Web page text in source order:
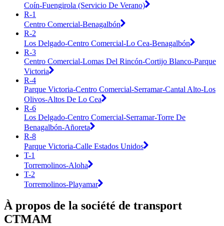
Coín-Fuengirola (Servicio De Verano)
R-1
Centro Comercial-Benagalbón
R-2
Los Delgado-Centro Comercial-Lo Cea-Benagalbón
R-3
Centro Comercial-Lomas Del Rincón-Cortijo Blanco-Parque
Victoria
R-4
Parque Victoria-Centro Comercial-Serramar-Cantal Alto-Los
Olivos-Altos De Lo Cea
R-6
Los Delgado-Centro Comercial-Serramar-Torre De
Benagalbón-Añoreta
R-8
Parque Victoria-Calle Estados Unidos
T-1
Torremolinos-Aloha
T-2
Torremolinos-Playamar
À propos de la société de transport
CTMAM